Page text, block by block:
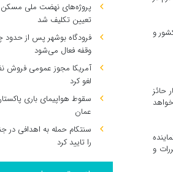
مختلف کشور و
حائز
و
پروژه‌های نهضت ملی مسکن
تعیین تکلیف شد
فرودگاه بوشهر پس از حدود
وقفه فعال می‌شود
آمریکا مجوز عمومی فروش
لغو کرد
سقوط هواپیمای باری
عمان
سنتکام حمله به اهدافی در
را تایید کرد